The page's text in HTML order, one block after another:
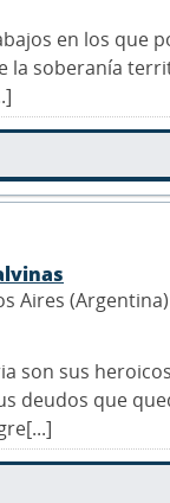
en los que
la soberanía
Aires
son sus
deudos que